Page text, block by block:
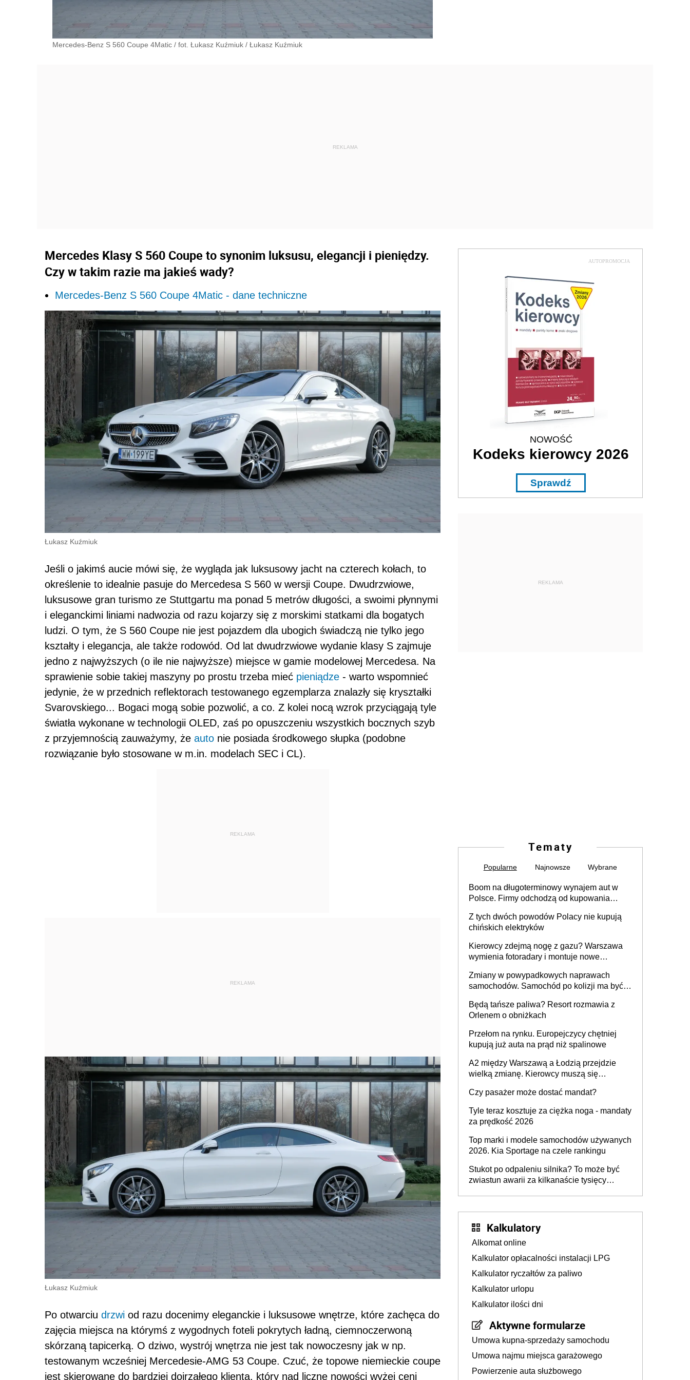
Mercedes-Benz S 560 Coupe 4Matic / fot. Łukasz Kuźmiuk / Łukasz Kuźmiuk
Mercedes Klasy S 560 Coupe to synonim luksusu, elegancji i pieniędzy.
Czy w takim razie ma jakieś wady?
Mercedes-Benz S 560 Coupe 4Matic - dane techniczne
Łukasz Kuźmiuk
Jeśli o jakimś aucie mówi się, że wygląda jak luksusowy jacht na czterech kołach, to
określenie to idealnie pasuje do Mercedesa S 560 w wersji Coupe. Dwudrzwiowe,
luksusowe gran turismo ze Stuttgartu ma ponad 5 metrów długości, a swoimi płynnymi
i eleganckimi liniami nadwozia od razu kojarzy się z morskimi statkami dla bogatych
ludzi. O tym, że S 560 Coupe nie jest pojazdem dla ubogich świadczą nie tylko jego
kształty i elegancja, ale także rodowód. Od lat dwudrzwiowe wydanie klasy S zajmuje
jedno z najwyższych (o ile nie najwyższe) miejsce w gamie modelowej Mercedesa. Na
sprawienie sobie takiej maszyny po prostu trzeba mieć pieniądze - warto wspomnieć
jedynie, że w przednich reflektorach testowanego egzemplarza znalazły się kryształki
Svarovskiego... Bogaci mogą sobie pozwolić, a co. Z kolei nocą wzrok przyciągają tyle
światła wykonane w technologii OLED, zaś po opuszczeniu wszystkich bocznych szyb
z przyjemnością zauważymy, że auto nie posiada środkowego słupka (podobne
rozwiązanie było stosowane w m.in. modelach SEC i CL).
REKLAMA
REKLAMA
Łukasz Kuźmiuk
Po otwarciu drzwi od razu docenimy eleganckie i luksusowe wnętrze, które zachęca do
zajęcia miejsca na którymś z wygodnych foteli pokrytych ładną, ciemnoczerwoną
skórzaną tapicerką. O dziwo, wystrój wnętrza nie jest tak nowoczesny jak w np.
testowanym wcześniej Mercedesie-AMG 53 Coupe. Czuć, że topowe niemieckie coupe
jest skierowane do bardziej dojrzałego klienta, który nad liczne nowości wyżej ceni
AUTOPROMOCJA
NOWOŚĆ
Kodeks kierowcy 2026
Sprawdź
REKLAMA
Tematy
Popularne Najnowsze Wybrane
Boom na długoterminowy wynajem aut w
Polsce. Firmy odchodzą od kupowania
Z tych dwóch powodów Polacy nie kupują
chińskich elektryków
Kierowcy zdejmą nogę z gazu? Warszawa
wymienia fotoradary i montuje nowe
Zmiany w powypadkowych naprawach
samochodów. Samochód po kolizji ma być
technologią producenta
Będą tańsze paliwa? Resort rozmawia z
Orlenem o obniżkach
Przełom na rynku. Europejczycy chętniej
kupują już auta na prąd niż spalinowe
A2 między Warszawą a Łodzią przejdzie
wielką zmianę. Kierowcy muszą się
Czy pasażer może dostać mandat?
Tyle teraz kosztuje za ciężka noga - mandaty
za prędkość 2026
Top marki i modele samochodów używanych
2026. Kia Sportage na czele rankingu
Stukot po odpaleniu silnika? To może być
zwiastun awarii za kilkanaście tysięcy
Kalkulatory
Alkomat online
Kalkulator opłacalności instalacji LPG
Kalkulator ryczałtów za paliwo
Kalkulator urlopu
Kalkulator ilości dni
Aktywne formularze
Umowa kupna-sprzedaży samochodu
Umowa najmu miejsca garażowego
Powierzenie auta służbowego